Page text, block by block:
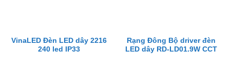
VinaLED Đèn LED dây 2216
240 led IP33
Rạng Đông Bộ driver đèn
LED dây RD-LD01.9W CCT